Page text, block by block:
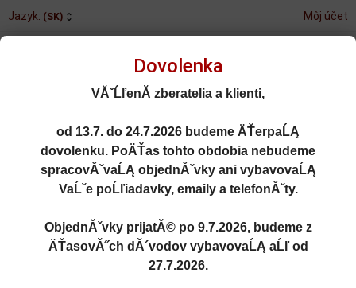
Jazyk: (SK) Môj účet
0kusov
Rozšírené vyhľadávanie
Porovnané (0)
Obľúbené (0)
Dovolenka
VĂˇĹľenĂ­ zberatelia a klienti,
od 13.7. do 24.7.2026 budeme ÄŤerpaĹĄ
dovolenku. PoÄŤas tohto obdobia nebudeme
spracovĂˇvaĹĄ objednĂˇvky ani vybavovaĹĄ
VaĹˇe poĹľiadavky, emaily a telefonĂˇty.
ObjednĂˇvky prijatĂ© po 9.7.2026, budeme z
ÄŤasovĂ˝ch dĂ´vodov vybavovaĹĄ aĹľ od
27.7.2026.